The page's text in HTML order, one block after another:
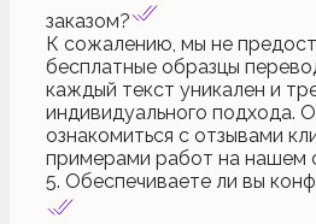
заказом?
К сожалению, мы не
бесплатные образцы
каждый текст уникален и
индивидуального подхода.
ознакомиться с отзывами
примерами работ на нашем
5. Обеспечиваете ли вы